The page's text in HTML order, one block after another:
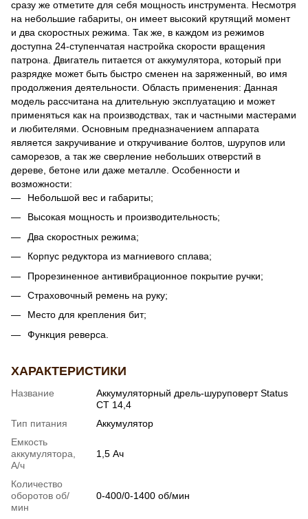
сразу же отметите для себя мощность инструмента. Несмотря
на небольшие габариты, он имеет высокий крутящий момент
и два скоростных режима. Так же, в каждом из режимов
доступна 24-ступенчатая настройка скорости вращения
патрона. Двигатель питается от аккумулятора, который при
разрядке может быть быстро сменен на заряженный, во имя
продолжения деятельности. Область применения: Данная
модель рассчитана на длительную эксплуатацию и может
применяться как на производствах, так и частными мастерами
и любителями. Основным предназначением аппарата
является закручивание и откручивание болтов, шурупов или
саморезов, а так же сверление небольших отверстий в
дереве, бетоне или даже металле. Особенности и
возможности:
Небольшой вес и габариты;
Высокая мощность и производительность;
Два скоростных режима;
Корпус редуктора из магниевого сплава;
Прорезиненное антивибрационное покрытие ручки;
Страховочный ремень на руку;
Место для крепления бит;
Функция реверса.
ХАРАКТЕРИСТИКИ
Название
Аккумуляторный дрель-шуруповерт Status
CT 14,4
Тип питания
Аккумулятор
Емкость
аккумулятора,
А/ч
1,5 Ач
Количество
оборотов об/
мин
0-400/0-1400 об/мин